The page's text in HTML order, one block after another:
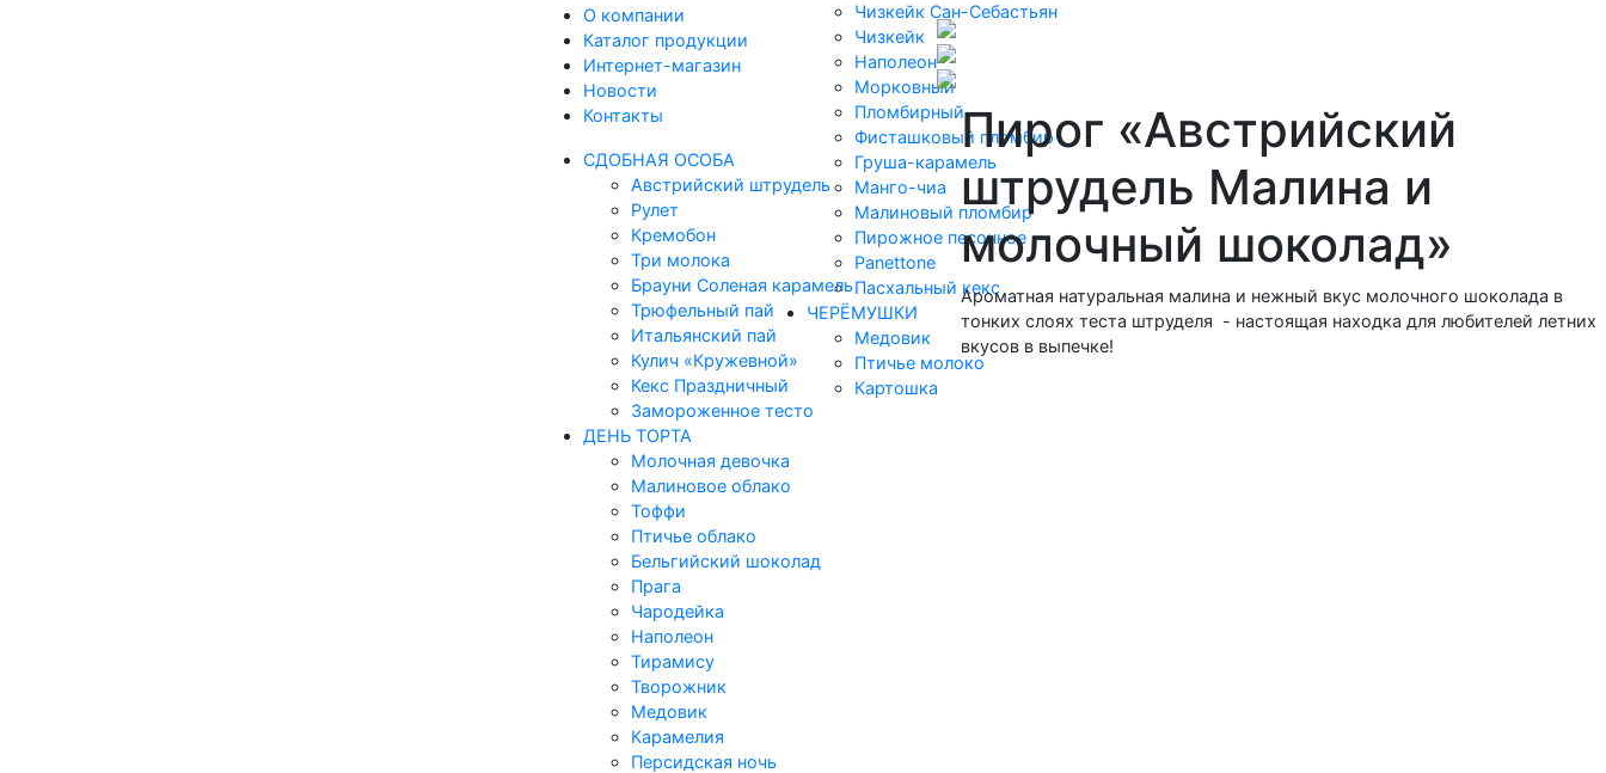
Чизкейк Сан-Себастьян
Чизкейк
Наполеон
Морковный
Пломбирный
Фисташковый пломбир
Груша-карамель
Манго-чиа
Малиновый пломбир
Пирожное песочное
Panettone
Пасхальный кекс
ЧЕРЁМУШКИ
Медовик
Птичье молоко
Картошка
О компании
Каталог продукции
Интернет-магазин
Новости
Контакты
СДОБНАЯ ОСОБА
Австрийский штрудель
Рулет
Кремобон
Три молока
Брауни Соленая карамель
Трюфельный пай
Итальянский пай
Кулич «Кружевной»
Кекс Праздничный
Замороженное тесто
ДЕНЬ ТОРТА
Молочная девочка
Малиновое облако
Тоффи
Птичье облако
Бельгийский шоколад
Прага
Чародейка
Наполеон
Тирамису
Творожник
Медовик
Карамелия
Персидская ночь
Пирог «Австрийский
штрудель Малина и
молочный шоколад»
Ароматная натуральная малина и нежный вкус молочного шоколада в
тонких слоях теста штруделя - настоящая находка для любителей летних
вкусов в выпечке!